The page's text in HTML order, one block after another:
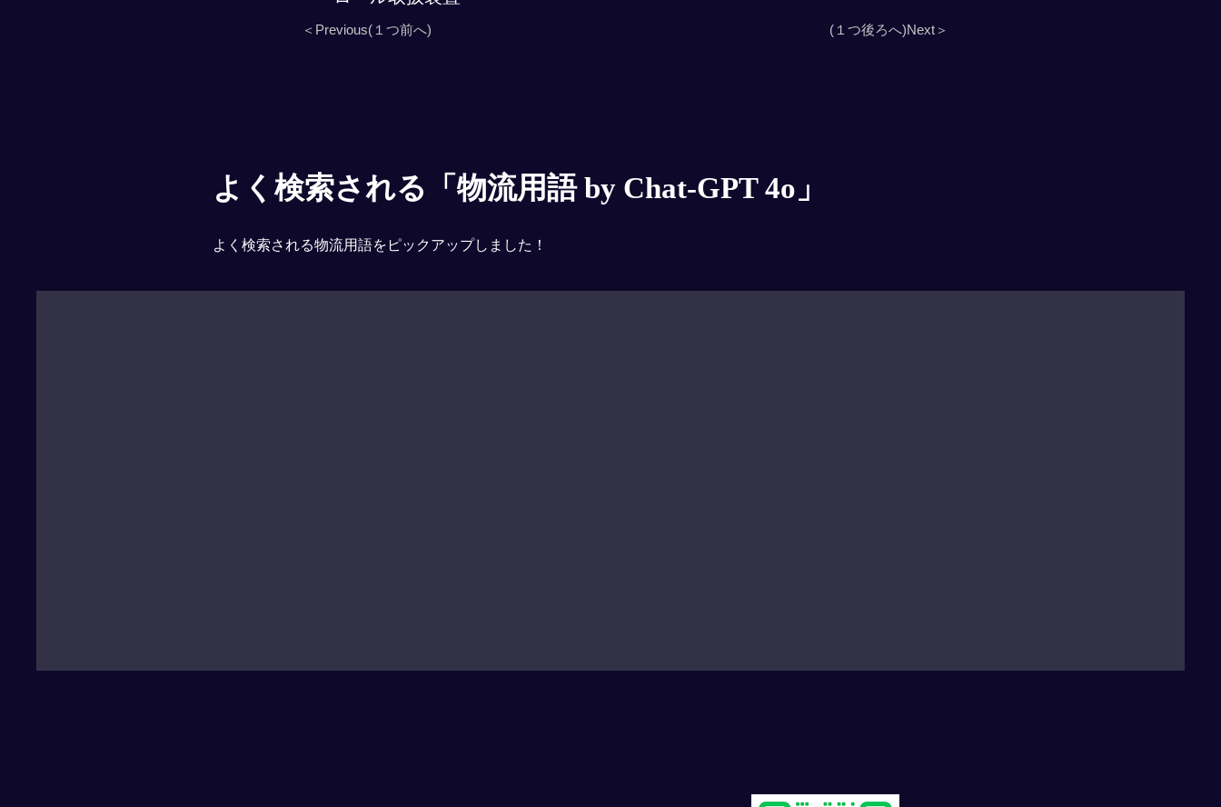
＜Previous(１つ前へ) (１つ後ろへ)Next＞
よく検索される「物流用語 by Chat-GPT 4o」
よく検索される物流用語をピックアップしました！